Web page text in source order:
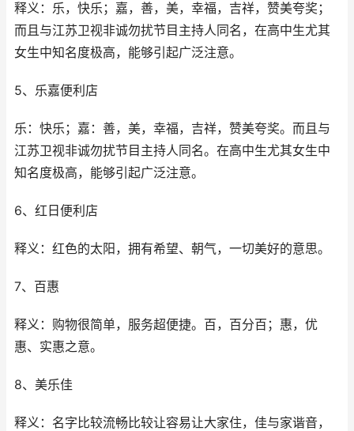
释义：乐，快乐；嘉，善，美，幸福，吉祥，赞美夸奖；
而且与江苏卫视非诚勿扰节目主持人同名，在高中生尤其
女生中知名度极高，能够引起广泛注意。
5、乐嘉便利店
乐：快乐；嘉：善，美，幸福，吉祥，赞美夸奖。而且与
江苏卫视非诚勿扰节目主持人同名。在高中生尤其女生中
知名度极高，能够引起广泛注意。
6、红日便利店
释义：红色的太阳，拥有希望、朝气，一切美好的意思。
7、百惠
释义：购物很简单，服务超便捷。百，百分百；惠，优
惠、实惠之意。
8、美乐佳
释义：名字比较流畅比较让容易让大家住，佳与家谐音，